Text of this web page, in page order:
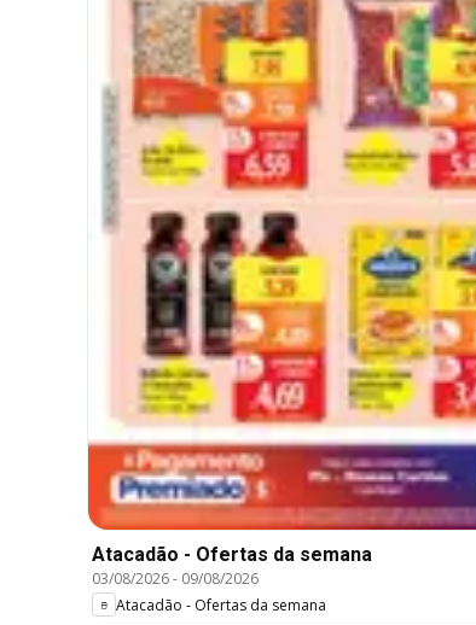
Atacadão - Ofertas da semana
03/08/2026- 09/08/2026
Atacadão - Ofertas da semana